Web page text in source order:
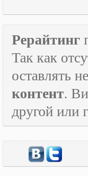
Рерайтинг
Так как
оставлять
контент.
другой или